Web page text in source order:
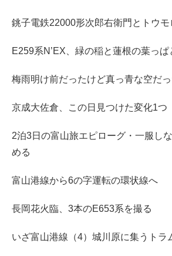
銚子電鉄22000形次郎右衛門とトウモ
E259系N’EX、緑の稲と蓮根の葉っぱ
梅雨明け前だったけど真っ青な空だ
京成大佐倉、この日見つけた変化1つ
2泊3日の富山旅エピローグ・一服し
める
富山港線から6の字運転の環状線へ
長岡花火臨、3本のE653系を撮る
いざ富山港線（4）城川原に集うトラ